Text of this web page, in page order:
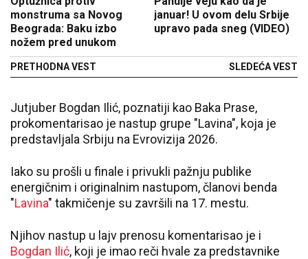
monstruma sa Novog
Beograda: Baku izbo
nožem pred unukom
PRETHODNA VEST
januar! U ovom delu Srbije
upravo pada sneg (VIDEO)
SLEDEĆA VEST
Jutjuber Bogdan Ilić, poznatiji kao Baka Prase,
prokomentarisao je nastup grupe "Lavina", koja je
predstavljala Srbiju na Evrovizija 2026.
Iako su prošli u finale i privukli pažnju publike
energičnim i originalnim nastupom, članovi benda
"Lavina" takmičenje su završili na 17. mestu.
Njihov nastup u lajv prenosu komentarisao je i
Bogdan Ilić, koji je imao reči hvale za predstavnike